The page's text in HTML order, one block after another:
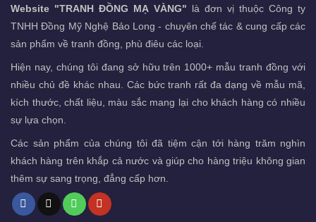
Website "TRANH ĐỒNG MẠ VÀNG" là đơn vị thuộc Công ty
TNHH Đồng Mỹ Nghệ Bảo Long - chuyên chế tác & cung cấp các
sản phẩm về tranh đồng, phù điêu các loại.
Hiện nay, chúng tôi đang sở hữu trên 1000+ mẫu tranh đồng với
nhiều chủ đề khác nhau. Các bức tranh rất đa dạng về mẫu mã,
kích thước, chất liệu, màu sắc mang lại cho khách hàng có nhiều
sự lựa chọn.
Các sản phẩm của chúng tôi đã tiệm cận tới hàng trăm nghìn
khách hàng trên khắp cả nước và giúp cho hàng triệu không gian
thêm sự sang trọng, đẳng cấp hơn.